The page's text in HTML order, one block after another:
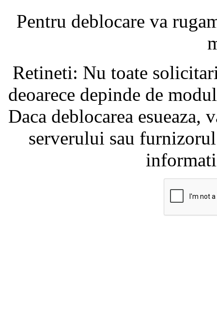
Pentru deblocare va
Retineti: Nu toate
deoarece depinde de
Daca deblocarea
serverului sau